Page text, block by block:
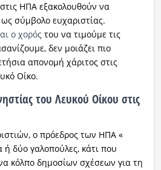
ΗΠΑ εξακολουθούν να
σύμβολο ευχαριστίας.
ο χορόςτου να τιμούμε τις
δεν μοιάζει πιο
απονομή χάριτος στις
Οίκο.
του Λευκού Οίκου στις
ο πρόεδρος των ΗΠΑ «
ή δύο γαλοπούλες, κάτι που
κόλπο δημοσίων σχέσεων για τη